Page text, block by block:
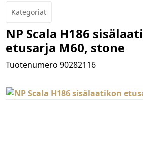
Kategoriat
NP Scala H186
etusarja M60, stone
Tuotenumero 90282116